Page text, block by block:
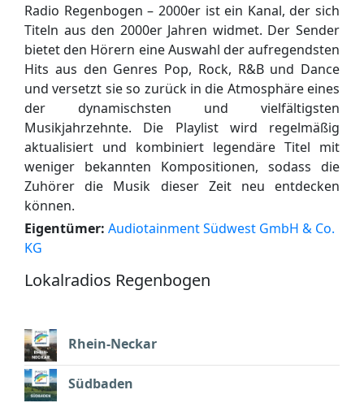
Radio Regenbogen – 2000er ist ein Kanal, der sich
Titeln aus den 2000er Jahren widmet. Der Sender
bietet den Hörern eine Auswahl der aufregendsten
Hits aus den Genres Pop, Rock, R&B und Dance
und versetzt sie so zurück in die Atmosphäre eines
der dynamischsten und vielfältigsten
Musikjahrzehnte. Die Playlist wird regelmäßig
aktualisiert und kombiniert legendäre Titel mit
weniger bekannten Kompositionen, sodass die
Zuhörer die Musik dieser Zeit neu entdecken
können.
Eigentümer: Audiotainment Südwest GmbH & Co.
KG
Lokalradios Regenbogen
Rhein-Neckar
Südbaden